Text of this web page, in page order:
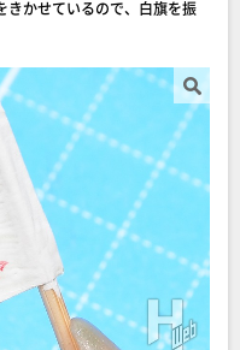
かせているので、白旗を振